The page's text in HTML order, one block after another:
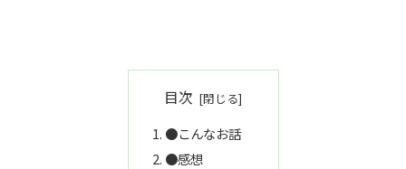
目次
●こんなお話
●感想